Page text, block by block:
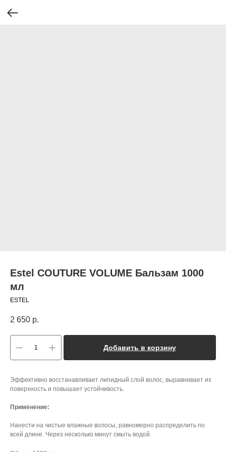
Estel COUTURE VOLUME Бальзам 1000
мл
ESTEL
2 650 р.
Добавить в корзину
Эффективно восстанавливает липидный слой волос, выравнивает их
поверхность и повышает устойчивость.
Применение:
Нанести на чистые влажные волосы, равномерно распределить по
всей длине. Через несколько минут смыть водой.